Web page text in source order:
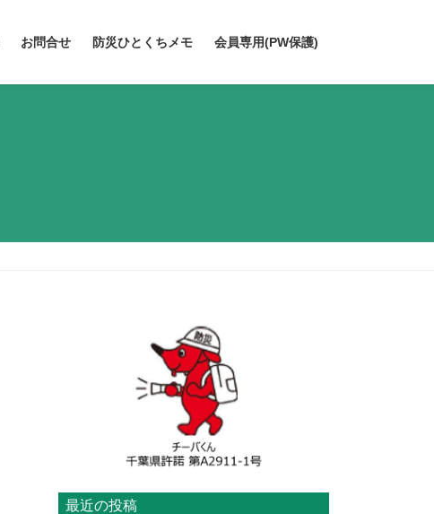
お問合せ 防災ひとくちメモ 会員専用(PW保護)
最近の投稿